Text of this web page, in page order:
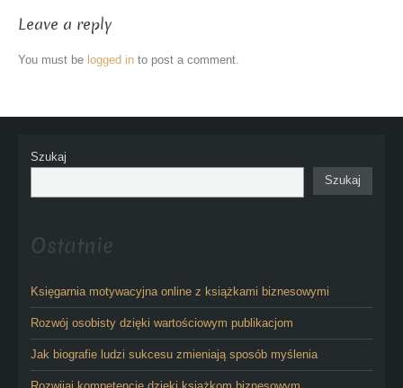
Leave a reply
You must be logged in to post a comment.
Szukaj
Szukaj
Ostatnie
Księgarnia motywacyjna online z książkami biznesowymi
Rozwój osobisty dzięki wartościowym publikacjom
Jak biografie ludzi sukcesu zmieniają sposób myślenia